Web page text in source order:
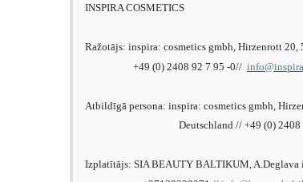
INSPIRA COSMETICS
Ražotājs: inspira: cosmetics gmbh, Hirzenrott 20,
+49 (0) 2408 92 7 95 -0//
Atbildīgā persona: inspira: cosmetics gmbh,
Deutschland // +49 (0) 2408
Izplatītājs: SIA BEAUTY BALTIKUM, A.Deglava